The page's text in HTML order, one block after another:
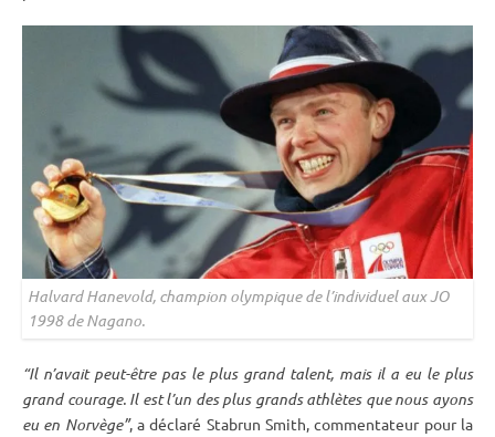
Halvard Hanevold, champion olympique de l’individuelaux JO
1998 de Nagano.
“Il n’avait peut-être pas le plus grand talent, mais il a eu le plus
grand courage. Il est l’un des plus grands athlètes que nous ayons
eu en Norvège”, a déclaré Stabrun Smith, commentateur pour la